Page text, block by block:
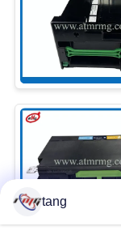
গোপনীয়তা
tang